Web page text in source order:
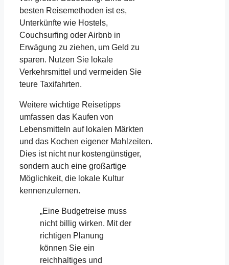
besten Reisemethoden ist es,
Unterkünfte wie Hostels,
Couchsurfing oder Airbnb in
Erwägung zu ziehen, um Geld zu
sparen. Nutzen Sie lokale
Verkehrsmittel und vermeiden Sie
teure Taxifahrten.
Weitere wichtige Reisetipps
umfassen das Kaufen von
Lebensmitteln auf lokalen Märkten
und das Kochen eigener Mahlzeiten.
Dies ist nicht nur kostengünstiger,
sondern auch eine großartige
Möglichkeit, die lokale Kultur
kennenzulernen.
„Eine Budgetreise muss
nicht billig wirken. Mit der
richtigen Planung
können Sie ein
reichhaltiges und